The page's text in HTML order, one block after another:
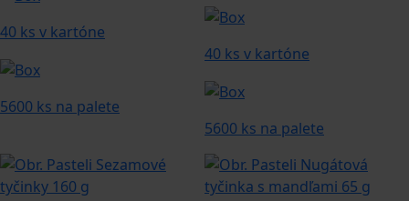
40 ks v kartóne
5600 ks na palete
40 ks v kartóne
5600 ks na palete